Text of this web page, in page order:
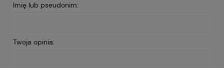
Imię lub pseudonim:
Twoja opinia: